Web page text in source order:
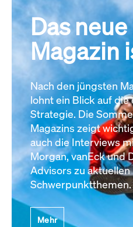
Das
Magazin
Nach den jüngsten
lohnt ein Blick auf die
Strategie. Die
Magazins zeigt
auch die Interviews
Morgan, vanEck und
Advisors zu aktuellen
Schwerpunktthemen.
Mehr